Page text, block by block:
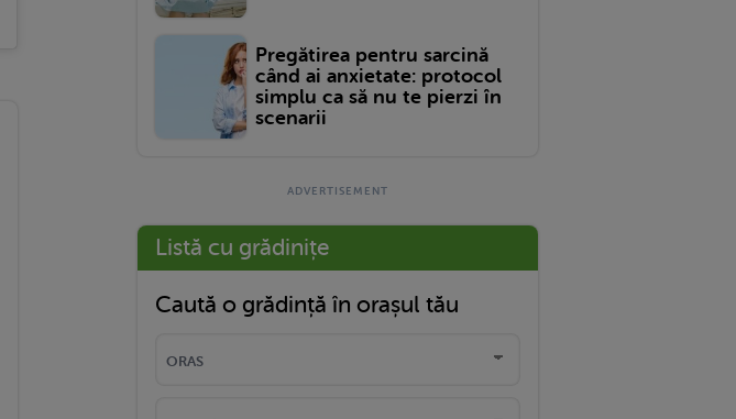
Pregătirea pentru sarcină
când ai anxietate: protocol
simplu ca să nu te pierzi în
scenarii
Listă cu grădinițe
Caută o grădință în orașul tău